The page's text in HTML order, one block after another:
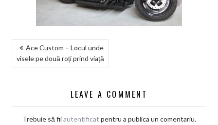
NAVIGARE
ÎN
Ace Custom – Locul unde
visele pe două roți prind viață
LEAVE A COMMENT
Trebuie să fiiautentificat pentru a publica un comentariu.